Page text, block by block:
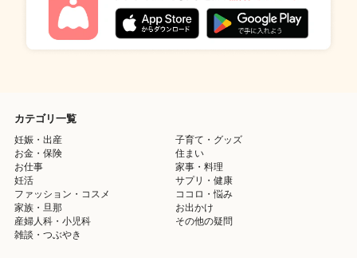
カテゴリ一覧
妊娠・出産
子育て・グッズ
お金・保険
住まい
お仕事
家事・料理
妊活
サプリ・健康
ファッション・コスメ
ココロ・悩み
家族・旦那
お出かけ
産婦人科・小児科
その他の疑問
雑談・つぶやき